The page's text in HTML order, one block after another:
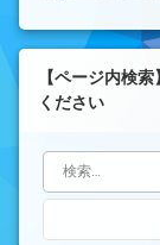
【ページ内検
ください
検索: